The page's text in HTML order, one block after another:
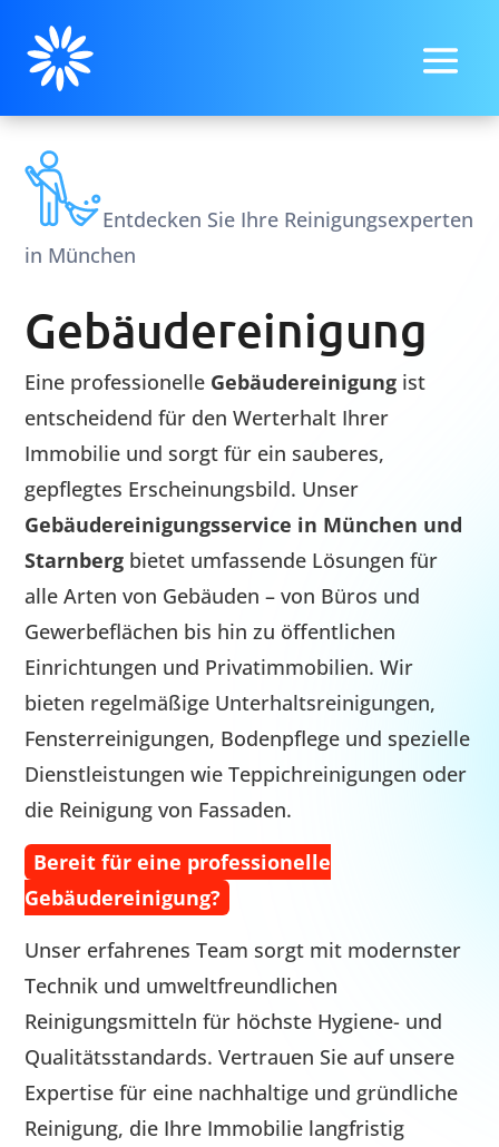
Entdecken Sie Ihre Reinigungsexperten
in München
Gebäudereinigung
Eine professionelle Gebäudereinigung ist
entscheidend für den Werterhalt Ihrer
Immobilie und sorgt für ein sauberes,
gepflegtes Erscheinungsbild. Unser
Gebäudereinigungsservice in München und
Starnberg bietet umfassende Lösungen für
alle Arten von Gebäuden – von Büros und
Gewerbeflächen bis hin zu öffentlichen
Einrichtungen und Privatimmobilien. Wir
bieten regelmäßige Unterhaltsreinigungen,
Fensterreinigungen, Bodenpflege und spezielle
Dienstleistungen wie Teppichreinigungen oder
die Reinigung von Fassaden.
Bereit für eine professionelle
Gebäudereinigung?
Unser erfahrenes Team sorgt mit modernster
Technik und umweltfreundlichen
Reinigungsmitteln für höchste Hygiene- und
Qualitätsstandards. Vertrauen Sie auf unsere
Expertise für eine nachhaltige und gründliche
Reinigung, die Ihre Immobilie langfristig